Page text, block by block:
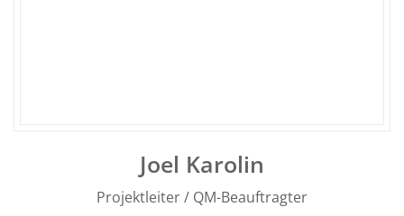
Joel Karolin
Projektleiter / QM-Beauftragter